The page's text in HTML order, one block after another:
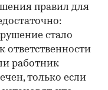
правил для
стало
ответственности
работник
только если